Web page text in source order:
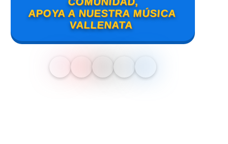
APOYA A NUESTRA MÚSICA
VALLENATA